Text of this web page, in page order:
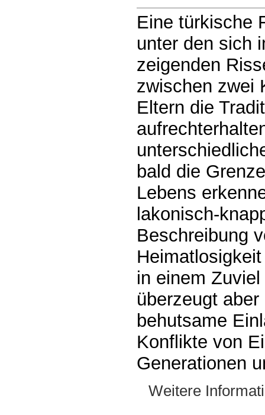
Eine türkische
unter den sich
zeigenden
zwischen zwei
Eltern die
bald die
Lebens
lakonisch-
Beschreibung
in einem
überzeugt
behutsame
Konflikte von
Generationen
Weitere